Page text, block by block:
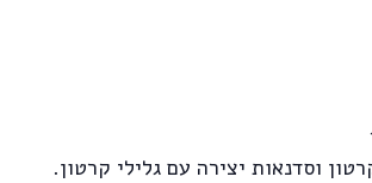
וסדנאות יצירה עם גלילי קרטון.